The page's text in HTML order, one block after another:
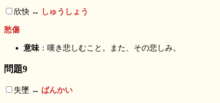
欣快 ↔︎ しゅうしょう
愁傷
意味 ：嘆き悲しむこと。また、その悲しみ。
問題9
失墜 ↔︎ ばんかい